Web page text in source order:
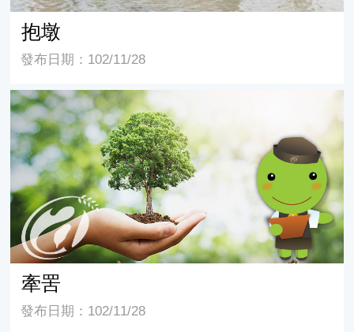
抱墩
發布日期：102/11/28
牽罟
牽罟
發布日期：102/11/28